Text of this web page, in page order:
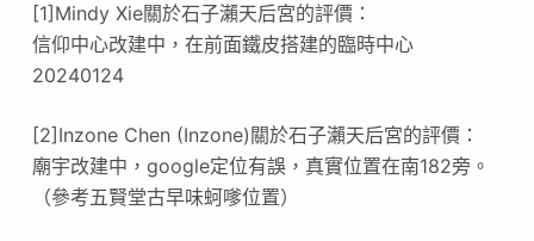
[1]Mindy Xie關於石子瀨天后宮的評價：
信仰中心改建中，在前面鐵皮搭建的臨時中心
20240124
[2]Inzone Chen (Inzone)關於石子瀨天后宮的評價：
廟宇改建中，google定位有誤，真實位置在南182旁。
（參考五賢堂古早味蚵嗲位置）